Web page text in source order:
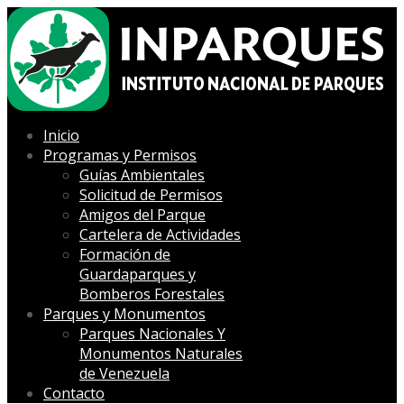
Inicio
Programas y Permisos
Guías Ambientales
Solicitud de Permisos
Amigos del Parque
Cartelera de Actividades
Formación de
Guardaparques y
Bomberos Forestales
Parques y Monumentos
Parques Nacionales Y
Monumentos Naturales
de Venezuela
Contacto